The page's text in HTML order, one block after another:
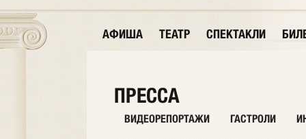
АФИША ТЕАТР СПЕКТАКЛИ
ПРЕССА
ВИДЕОРЕПОРТАЖИ ГАСТРОЛИ